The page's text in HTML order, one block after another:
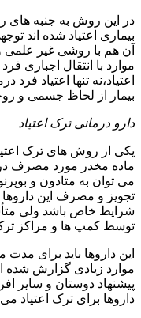
در این روش به جنبه
بیماری اعتیاد شده اند
آن هم با روشی غیر
موارد با انتقال اجباری
اعتیاد،نه تنها اعتیاد
بیمار از لحاظ جسمی و
دارو درمانی ترک اعتیاد
یکی از روش های ترک
ماده مخدر مورد مصرف
می توان به متادون و
تجویز و مصرف این
شرایط خاص باشد ولی
توسط کمپ ها و مراکز ترک
این داروها باید برای
موارد زیادی گزارش شده
پیشنهاد دوستان و سایر
داروها برای ترک اعتیاد می